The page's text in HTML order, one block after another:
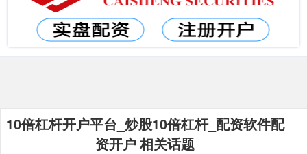
10倍杠杆开户平台_炒股10倍杠杆_配资软件配
资开户 相关话题